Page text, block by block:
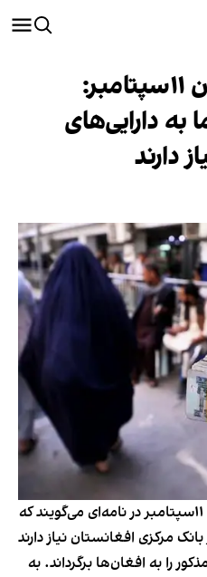
خانواده‌های قربانیان ۱۱سپتامبر:
به دارایی‌های
دارند
حدود ۸۰ عضو خانواده‌ قربانیان ۱۱سپتامبر در نامه‌ای می‌گویند که
مرکزی افغانستان نیاز دارند
را به افغان‌ها برگرداند. به